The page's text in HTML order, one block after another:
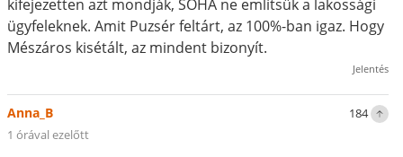
kifejezetten azt mondják, SOHA ne említsük a lakossági
ügyfeleknek. Amit Puzsér feltárt, az 100%-ban igaz. Hogy
Mészáros kisétált, az mindent bizonyít.
Jelentés
184
Anna_B
1 órával ezelőtt